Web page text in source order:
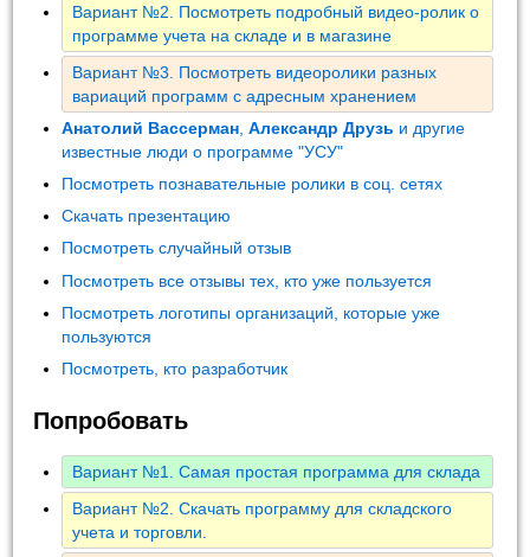
Вариант №2. Посмотреть подробный видео-ролик о
программе учета на складе и в магазине
Вариант №3. Посмотреть видеоролики разных
вариаций программ с адресным хранением
Анатолий Вассерман ,Александр Друзь и другие
известные люди о программе "УСУ"
Посмотреть познавательные ролики в соц. сетях
Скачать презентацию
Посмотреть случайный отзыв
Посмотреть все отзывы тех, кто уже пользуется
Посмотреть логотипы организаций, которые уже
пользуются
Посмотреть, кто разработчик
Попробовать
Вариант №1. Самая простая программа для склада
Вариант №2. Скачать программу для складского
учета и торговли.